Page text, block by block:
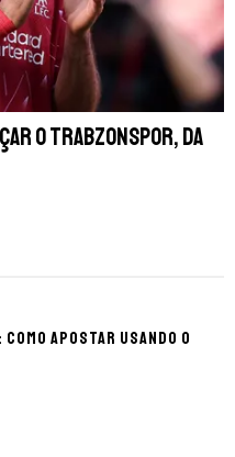
o Trabzonspor, da
apostar usando o